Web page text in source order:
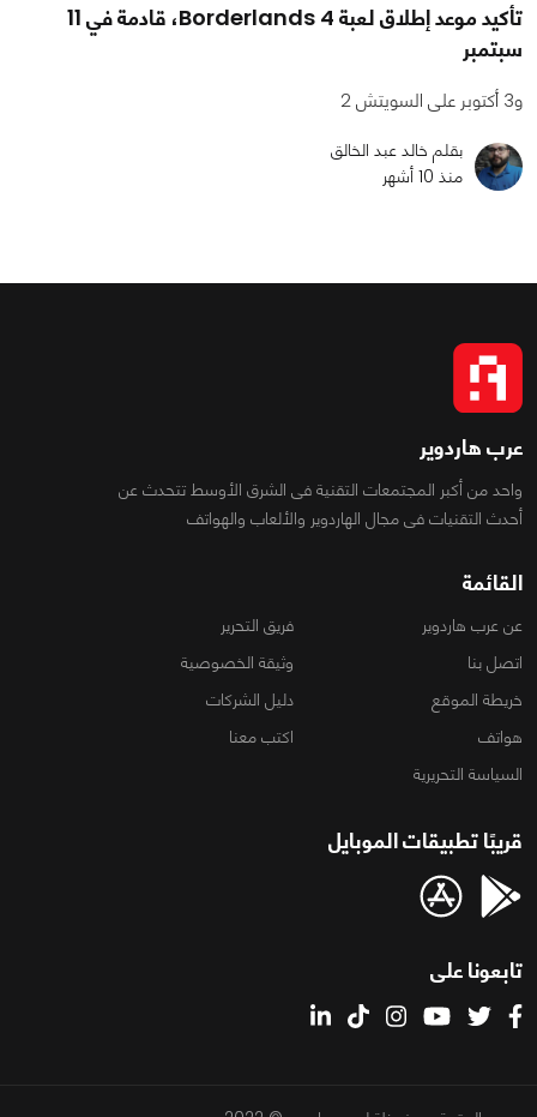
تأكيد موعد إطلاق لعبة Borderlands 4، قادمة في 11
سبتمبر
و3 أكتوبر على السويتش 2
بقلم خالد عبد الخالق
منذ 10 أشهر
عرب هاردوير
واحد من أكبر المجتمعات التقنية فى الشرق الأوسط تتحدث عن
أحدث التقنيات فى مجال الهاردوير والألعاب والهواتف
القائمة
عن عرب هاردوير
فريق التحرير
اتصل بنا
وثيقة الخصوصية
خريطة الموقع
دليل الشركات
هواتف
اكتب معنا
السياسة التحريرية
قريبًا تطبيقات الموبايل
تابعونا على